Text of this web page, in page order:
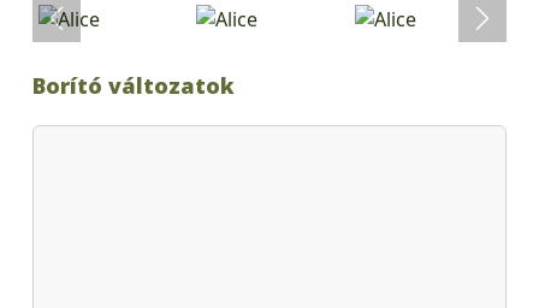
Borító változatok